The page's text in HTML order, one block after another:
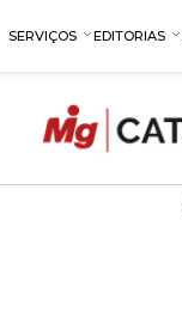
SERVIÇOS EDITORIAS